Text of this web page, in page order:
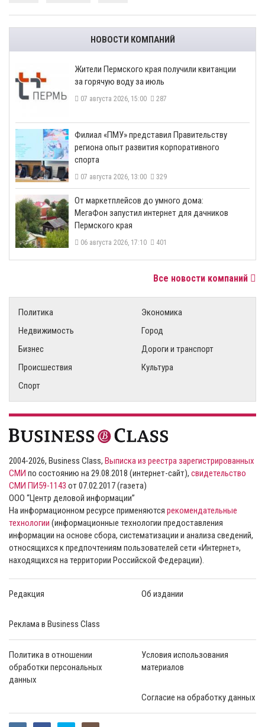
НОВОСТИ КОМПАНИЙ
​Жители Пермского края получили квитанции
за горячую воду за июль
07 августа 2026, 15:00 287
​Филиал «ПМУ» представил Правительству
региона опыт развития корпоративного
спорта
07 августа 2026, 13:00 329
От маркетплейсов до умного дома:
МегаФон запустил интернет для дачников
Пермского края
06 августа 2026, 17:10 401
Все новости компаний
Политика
Экономика
Недвижимость
Город
Бизнес
Дороги и транспорт
Происшествия
Культура
Спорт
2004-2026, Business Class, Выписка из реестра зарегистрированных
СМИ по состоянию на 29.08.2018 (интернет-сайт), свидетельство
СМИ ПИ59-1143 от 07.02.2017 (газета)
ООО “Центр деловой информации”
На информационном ресурсе применяются рекомендательные
технологии (информационные технологии предоставления
информации на основе сбора, систематизации и анализа сведений,
относящихся к предпочтениям пользователей сети «Интернет»,
находящихся на территории Российской Федерации).
Редакция Об издании
Реклама в Business Class
Политика в отношении
обработки персональных
данных
Условия использования
материалов
Согласие на обработку данных